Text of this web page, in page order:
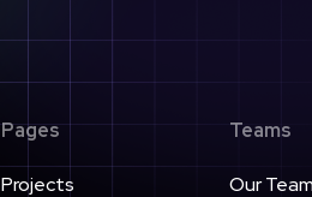
Pages
Projects
Teams
Our Team